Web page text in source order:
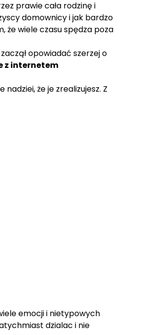
prawie cała rodzinę i
domownicy i jak bardzo
że wiele czasu spędza poza
opowiadać szerzej o
z internetem
że je zrealizujesz. Z
emocji i nietypowych
dzialac i nie